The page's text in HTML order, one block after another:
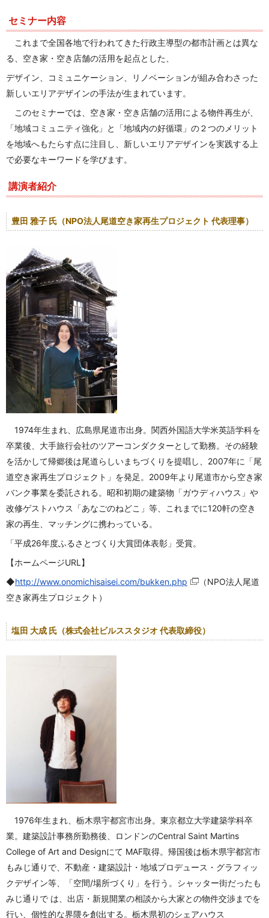
セミナー内容
これまで全国各地で行われてきた行政主導型の都市計画とは異な
る、空き家・空き店舗の活用を起点とした、
デザイン、コミュニケーション、リノベーションが組み合わさった
新しいエリアデザインの手法が生まれています。
このセミナーでは、空き家・空き店舗の活用による物件再生が、
「地域コミュニティ強化」と「地域内の好循環」の２つのメリット
を地域へもたらす点に注目し、新しいエリアデザインを実践する上
で必要なキーワードを学びます。
講演者紹介
豊田 雅子 氏（NPO法人尾道空き家再生プロジェクト 代表理事）
1974年生まれ、広島県尾道市出身。関西外国語大学米英語学科を
卒業後、大手旅行会社のツアーコンダクターとして勤務。その経験
を活かして帰郷後は尾道らしいまちづくりを提唱し、2007年に「尾
道空き家再生プロジェクト」を発足。2009年より尾道市から空き家
バンク事業を委託される。昭和初期の建築物「ガウディハウス」や
改修ゲストハウス「あなごのねどこ」等、これまでに120軒の空き
家の再生、マッチングに携わっている。
「平成26年度ふるさとづくり大賞団体表彰」受賞。
【ホームページURL】
◆http://www.onomichisaisei.com/bukken.php
（NPO法人尾道
空き家再生プロジェクト）
塩田 大成 氏（株式会社ビルススタジオ 代表取締役）
1976年生まれ、栃木県宇都宮市出身。東京都立大学建築学科卒
業。建築設計事務所勤務後、ロンドンのCentral Saint Martins
College of Art and Designにて MAF取得。帰国後は栃木県宇都宮市
もみじ通りで、不動産・建築設計・地域プロデュース・グラフィッ
クデザイン等、「空間/場所づくり」を行う。シャッター街だったも
みじ通りで は、出店・新規開業の相談から大家との物件交渉までを
行い、個性的な界隈を創出する。栃木県初のシェアハウス